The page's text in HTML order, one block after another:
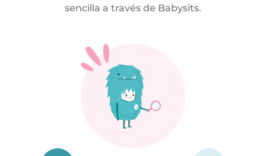
sencilla a través de Babysits.